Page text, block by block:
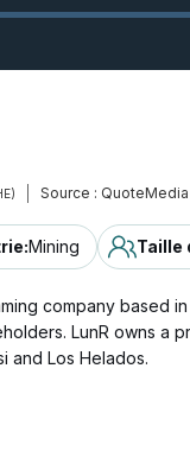
Source : QuoteMedia
:Mining Taille
company based
LunR owns a
and Los Helados.